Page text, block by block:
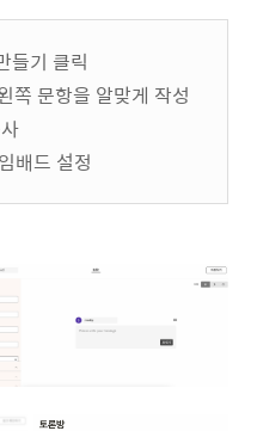
기 클릭
쪽 문항을 알맞게 작성
배드 설정